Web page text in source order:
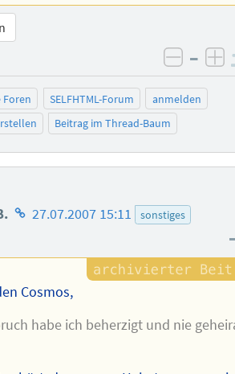
–
Foren SELFHTML-Forum
anmelden
Beitrag im Thread-Baum
Homepage
Autors
27.07.2007 15:11 sonstiges
Cosmos,
habe ich beherzigt und nie